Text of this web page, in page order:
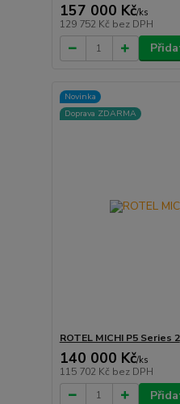
157 000 Kč/ks
129 752 Kč bez DPH
Novinka
Doprava ZDARMA
ROTEL MICHI P5 Series 2
140 000 Kč/ks
115 702 Kč bez DPH